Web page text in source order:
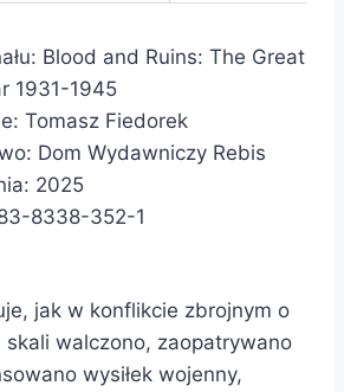
Blood and Ruins: The Great
1931-1945
Tomasz Fiedorek
Dom Wydawniczy Rebis
2025
8338-352-1
jak w konflikcie zbrojnym o
skali walczono, zaopatrywano
wysiłek wojenny,